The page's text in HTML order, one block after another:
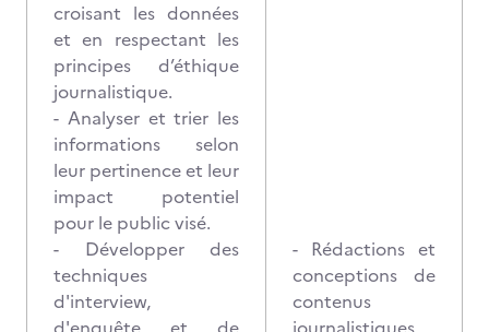
croisant les données
et en respectant les
principes d’éthique
journalistique.
- Analyser et trier les
informations selon
leur pertinence et leur
impact potentiel
pour le public visé.
- Développer des
techniques
d'interview,
- Rédactions et
conceptions de
contenus